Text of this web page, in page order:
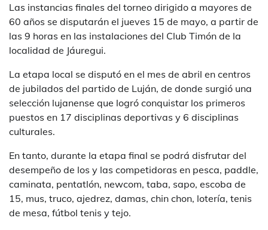
Las instancias finales del torneo dirigido a mayores de
60 años se disputarán el jueves 15 de mayo, a partir de
las 9 horas en las instalaciones del Club Timón de la
localidad de Jáuregui.
La etapa local se disputó en el mes de abril en centros
de jubilados del partido de Luján, de donde surgió una
selección lujanense que logró conquistar los primeros
puestos en 17 disciplinas deportivas y 6 disciplinas
culturales.
En tanto, durante la etapa final se podrá disfrutar del
desempeño de los y las competidoras en pesca, paddle,
caminata, pentatlón, newcom, taba, sapo, escoba de
15, mus, truco, ajedrez, damas, chin chon, lotería, tenis
de mesa, fútbol tenis y tejo.